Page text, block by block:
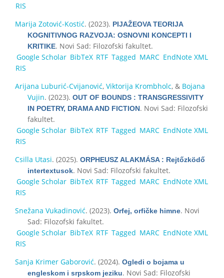
RIS
Marija Zotović-Kostić. (2023). PIJAŽEOVA TEORIJA
KOGNITIVNOG RAZVOJA: OSNOVNI KONCEPTI I
KRITIKE. Novi Sad: Filozofski fakultet.
Google Scholar BibTeX RTF Tagged MARC EndNote XML
RIS
Arijana Luburić-Cvijanović, Viktorija Krombholc, & Bojana
Vujin. (2023). OUT OF BOUNDS : TRANSGRESSIVITY
IN POETRY, DRAMA AND FICTION. Novi Sad: Filozofski
fakultet.
Google Scholar BibTeX RTF Tagged MARC EndNote XML
RIS
Csilla Utasi. (2025). ORPHEUSZ ALAKMÁSA : Rejtőzködő
intertextusok. Novi Sad: Filozofski fakultet.
Google Scholar BibTeX RTF Tagged MARC EndNote XML
RIS
Snežana Vukadinović. (2023). Orfej, orfičke himne. Novi
Sad: Filozofski fakultet.
Google Scholar BibTeX RTF Tagged MARC EndNote XML
RIS
Sanja Krimer Gaborović. (2024). Ogledi o bojama u
engleskom i srpskom jeziku. Novi Sad: Filozofski